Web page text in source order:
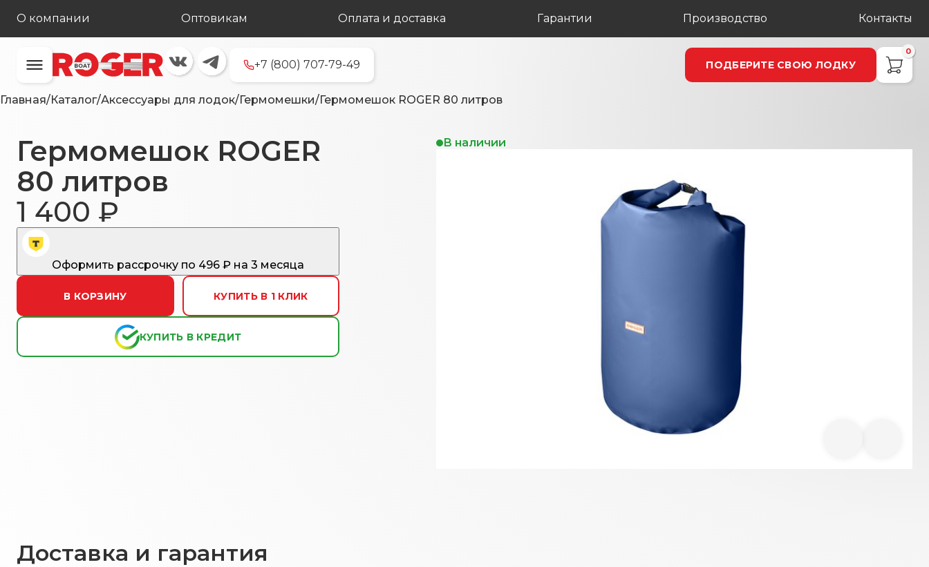
О компании Оптовикам Оплата и доставка Гарантии Производство Контакты
+7 (800) 707-79-49 ПОДБЕРИТЕ СВОЮ ЛОДКУ
0
Главная/Каталог/Аксессуары для лодок/Гермомешки/Гермомешок ROGER 80 литров
Гермомешок ROGER
80 литров
1 400 ₽
Оформить рассрочку по 496 ₽ на 3 месяца
В КОРЗИНУ КУПИТЬ В 1 КЛИК
КУПИТЬ В КРЕДИТ
В наличии
Доставка и гарантия